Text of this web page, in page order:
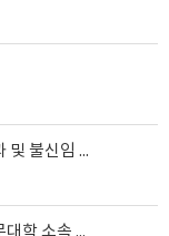
[감사위원회] 2026년도 사학과 특별감사 결과 및 불신임 결의 요청
[감사위원회] 2026년도 새내기배움터 및 인문대학 소속 학생회 특별감사 결과보고서 공개